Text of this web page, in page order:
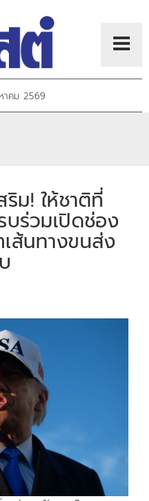
าคม 2569
ม! ให้ชาติที่
บร่วมเปิดช่อง
ส้นทางขนส่ง